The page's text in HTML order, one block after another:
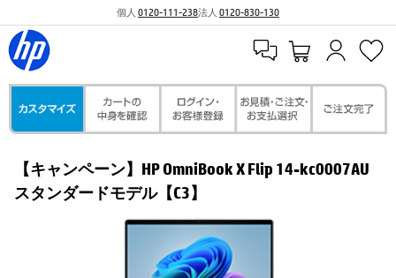
個人 0120-111-238法人 0120-830-130
【キャンペーン】HP OmniBook X Flip 14-kc0007AU
スタンダードモデル【C3】